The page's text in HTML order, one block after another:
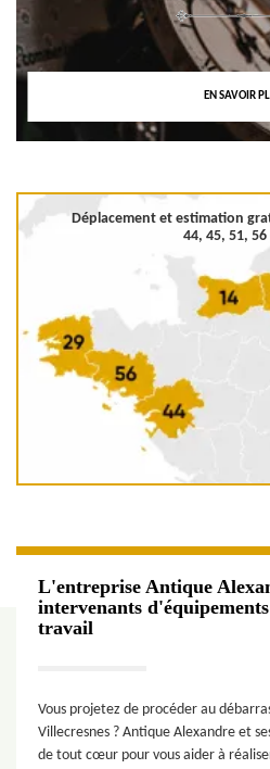
EN SAVOIR
Déplacement et estimation
44, 45, 51,
L'entreprise Antique
intervenants
travail
Vous projetez de procéder au
Villecresnes ? Antique Alexandre et
de tout cœur pour vous aider à